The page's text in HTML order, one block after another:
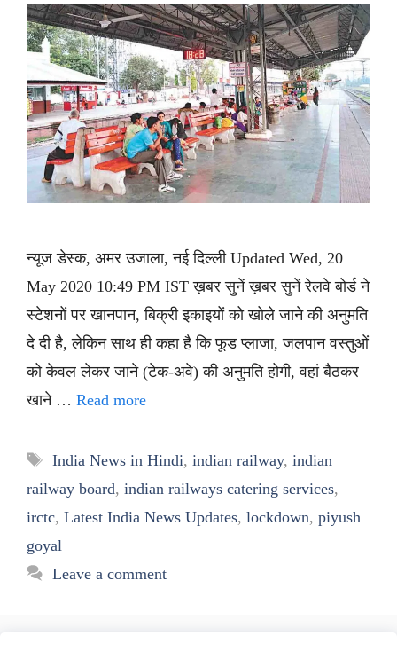
न्यूज डेस्क, अमर उजाला, नई दिल्ली Updated Wed, 20
May 2020 10:49 PM IST ख़बर सुनें ख़बर सुनें रेलवे बोर्ड ने
स्टेशनों पर खानपान, बिक्री इकाइयों को खोले जाने की अनुमति
दे दी है, लेकिन साथ ही कहा है कि फूड प्लाजा, जलपान वस्तुओं
को केवल लेकर जाने (टेक-अवे) की अनुमति होगी, वहां बैठकर
खाने … Read more
Tags
India News in Hindi, indian railway, indian
railway board, indian railways catering services,
irctc, Latest India News Updates, lockdown, piyush
goyal
Leave a comment